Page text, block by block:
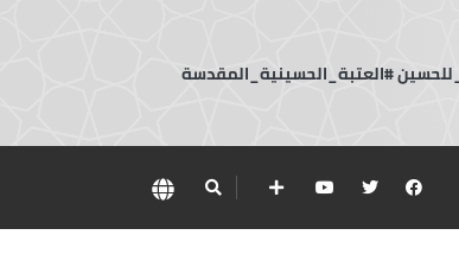
#العتبة_الحسينية_المقدسة